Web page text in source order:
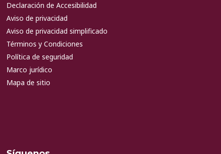
Declaración de Accesibilidad
Aviso de privacidad
Aviso de privacidad simplificado
Términos y Condiciones
Política de seguridad
Marco jurídico
Mapa de sitio